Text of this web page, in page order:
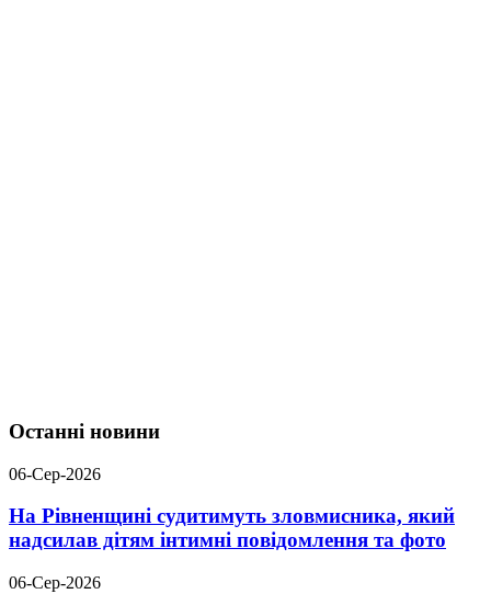
Останні новини
06-Сер-2026
На Рівненщині судитимуть зловмисника, який
надсилав дітям інтимні повідомлення та фото
06-Сер-2026